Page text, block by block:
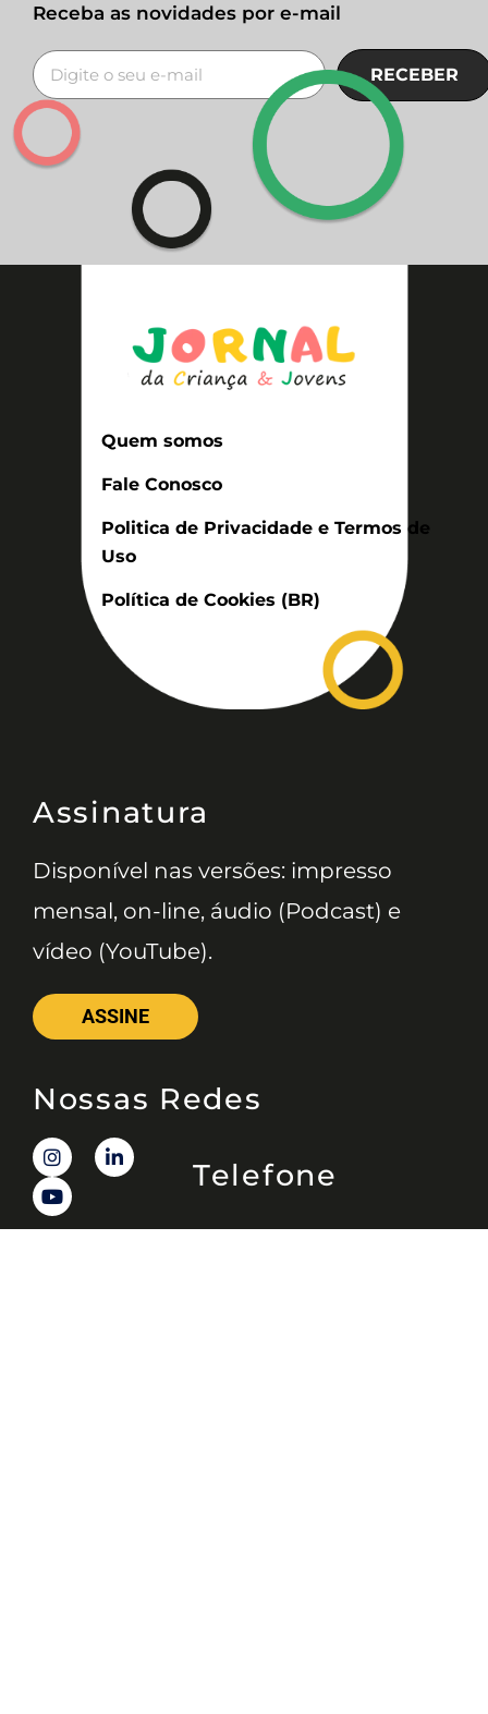
Receba as novidades por e-mail
RECEBER
Quem somos
Fale Conosco
Politica de Privacidade e Termos de
Uso
Política de Cookies (BR)
Assinatura
Disponível nas versões: impresso
mensal, on-line, áudio (Podcast) e
vídeo (YouTube).
ASSINE
Nossas Redes
Telefone